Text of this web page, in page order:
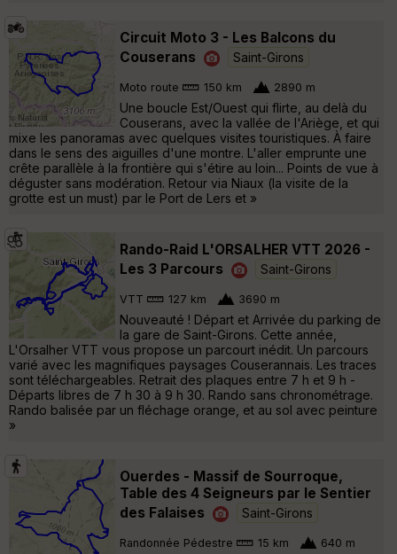
Circuit Moto 3 - Les Balcons du
Couserans
Saint-Girons
Moto route 150 km 2890 m
Une boucle Est/Ouest qui flirte, au delà du
Couserans, avec la vallée de l'Ariège, et qui
mixe les panoramas avec quelques visites touristiques. À faire
dans le sens des aiguilles d'une montre. L'aller emprunte une
crête parallèle à la frontière qui s'étire au loin... Points de vue à
déguster sans modération. Retour via Niaux (la visite de la
grotte est un must) par le Port de Lers et »
Rando-Raid L'ORSALHER VTT 2026 -
Les 3 Parcours
Saint-Girons
VTT 127 km 3690 m
Nouveauté ! Départ et Arrivée du parking de
la gare de Saint-Girons. Cette année,
L'Orsalher VTT vous propose un parcourt inédit. Un parcours
varié avec les magnifiques paysages Couserannais. Les traces
sont téléchargeables. Retrait des plaques entre 7 h et 9 h -
Départs libres de 7 h 30 à 9 h 30. Rando sans chronométrage.
Rando balisée par un fléchage orange, et au sol avec peinture
»
Ouerdes - Massif de Sourroque,
Table des 4 Seigneurs par le Sentier
des Falaises
Saint-Girons
Randonnée Pédestre 15 km 640 m